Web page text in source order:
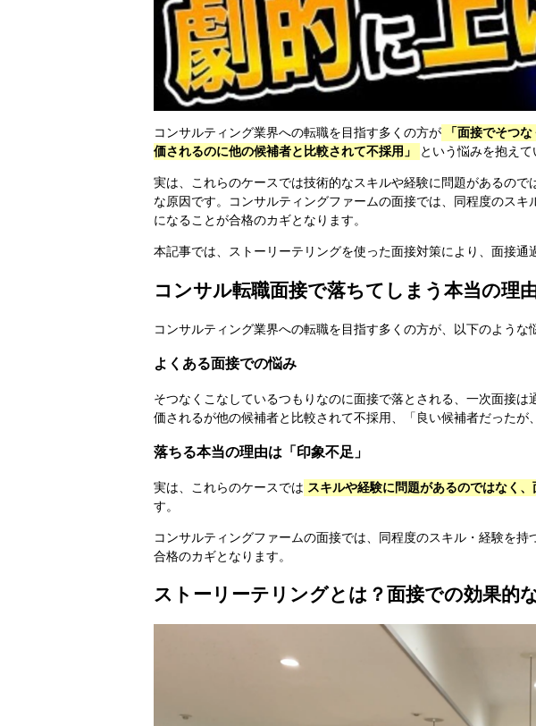
コンサルティング業界への転職を目指す多くの方が
「面接でそつ
価されるのに他の候補者と比較されて不採用」
という悩みを抱えて
実は、これらのケースでは技術的なスキルや経験に問題があるので
な原因です。コンサルティングファームの面接では、同程度のス
になることが合格のカギとなります。
本記事では、ストーリーテリングを使った面接対策により、面接通
コンサル転職面接で落ちてしまう本当の理
コンサルティング業界への転職を目指す多くの方が、以下のような
よくある面接での悩み
そつなくこなしているつもりなのに面接で落とされる、一次面接
価されるが他の候補者と比較されて不採用、「良い候補者だったが
落ちる本当の理由は「印象不足」
実は、これらのケースでは スキルや経験に問題があるのではなく
す。
コンサルティングファームの面接では、同程度のスキル・経験を
合格のカギとなります。
ストーリーテリングとは？面接での効果的